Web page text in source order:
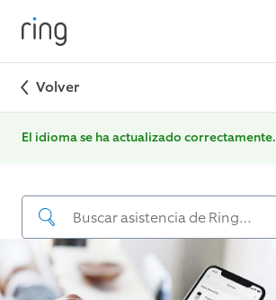
Volver
El idioma se ha actualizado correctamente.